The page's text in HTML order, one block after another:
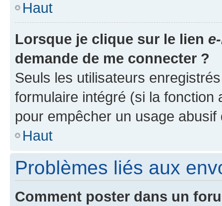
Haut
Lorsque je clique sur le lien
demande de me connecter ?
Seuls les utilisateurs
formulaire intégré (si la fonction
pour empêcher un usage
Haut
Problèmes liés aux
Comment poster dans un